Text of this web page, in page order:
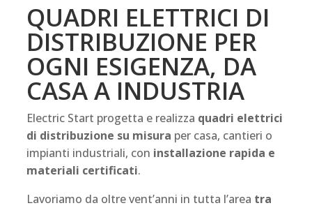
QUADRI ELETTRICI DI
DISTRIBUZIONE PER
OGNI ESIGENZA, DA
CASA A INDUSTRIA
Electric Start progetta e realizza quadri elettrici
di distribuzione su misura per casa, cantieri o
impianti industriali, con installazione rapida e
materiali certificati.
Lavoriamo da oltre vent’anni in tutta l’area tra